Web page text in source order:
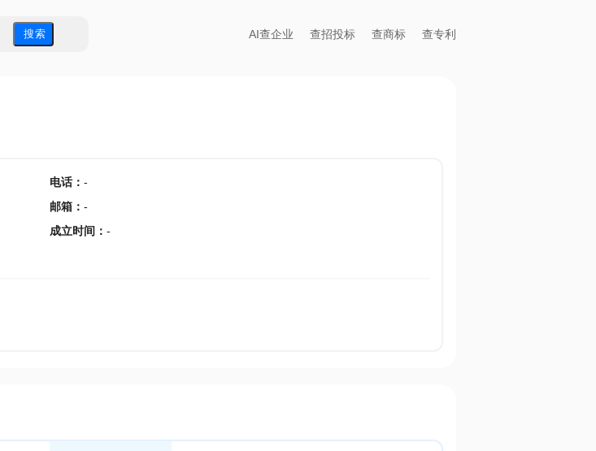
搜 索 AI查企业 查招投标 查商标 查专利
电话： -
邮箱 ： -
成立时间 ： -